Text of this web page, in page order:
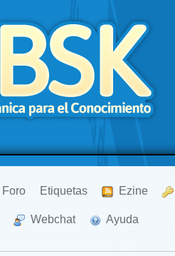
Foro Etiquetas Ezine
Webchat Ayuda